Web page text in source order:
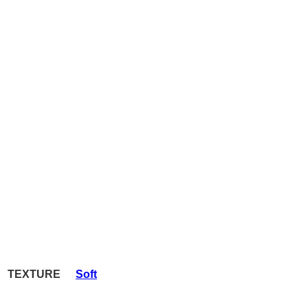
TEXTURE Soft